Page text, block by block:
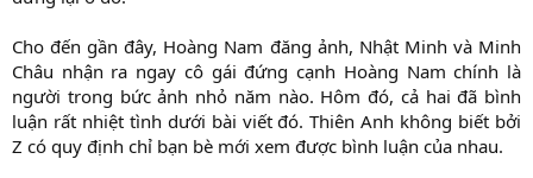
Cho đến gần đây, Hoàng Nam đăng ảnh, Nhật Minh và Minh
Châu nhận ra ngay cô gái đứng cạnh Hoàng Nam chính là
người trong bức ảnh nhỏ năm nào. Hôm đó, cả hai đã bình
luận rất nhiệt tình dưới bài viết đó. Thiên Anh không biết bởi
Z có quy định chỉ bạn bè mới xem được bình luận của nhau.